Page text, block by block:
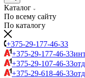
Каталог
По всему сайту
По каталогу
+375-29-177-46-33
+375-29-177-46-33
+375-29-107-46-33
+375-29-618-46-33